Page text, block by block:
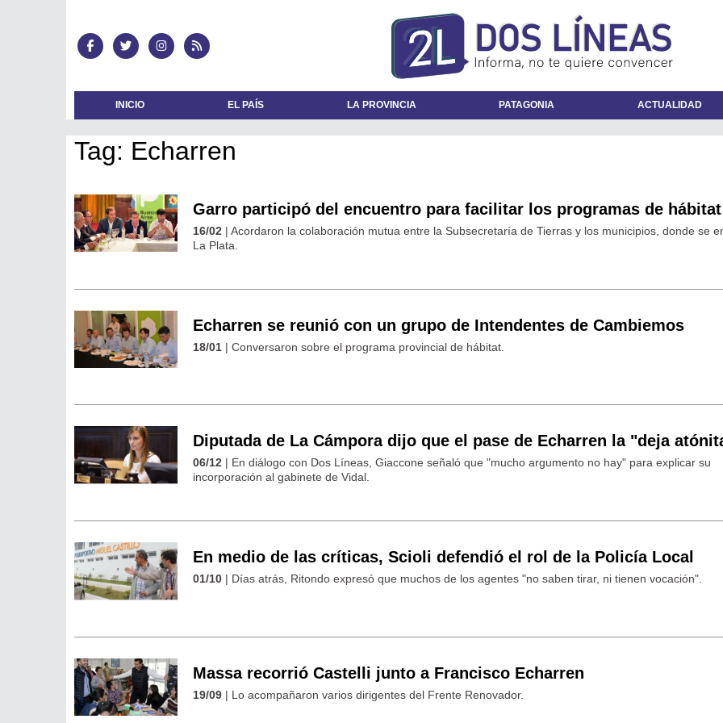
INICIO EL PAÍS LA PROVINCIA PATAGONIA ACTUALIDAD
Tag: Echarren
Garro participó del encuentro para facilitar los programas de hábitat
16/02 | Acordaron la colaboración mutua entre la Subsecretaría de Tierras y los municipios, donde se
La Plata.
Echarren se reunió con un grupo de Intendentes de Cambiemos
18/01 | Conversaron sobre el programa provincial de hábitat.
Diputada de La Cámpora dijo que el pase de Echarren la "deja
06/12 | En diálogo con Dos Líneas, Giaccone señaló que "mucho argumento no hay" para explicar su
incorporación al gabinete de Vidal.
En medio de las críticas, Scioli defendió el rol de la Policía Local
01/10 | Días atrás, Ritondo expresó que muchos de los agentes "no saben tirar, ni tienen vocación".
Massa recorrió Castelli junto a Francisco Echarren
19/09 | Lo acompañaron varios dirigentes del Frente Renovador.